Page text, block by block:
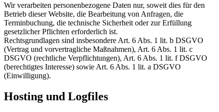
Wir verarbeiten personenbezogene Daten nur, soweit dies für den
Betrieb dieser Website, die Bearbeitung von Anfragen, die
Terminbuchung, die technische Sicherheit oder zur Erfüllung
gesetzlicher Pflichten erforderlich ist.
Rechtsgrundlagen sind insbesondere Art. 6 Abs. 1 lit. b DSGVO
(Vertrag und vorvertragliche Maßnahmen), Art. 6 Abs. 1 lit. c
DSGVO (rechtliche Verpflichtungen), Art. 6 Abs. 1 lit. f DSGVO
(berechtigtes Interesse) sowie Art. 6 Abs. 1 lit. a DSGVO
(Einwilligung).
Hosting und Logfiles